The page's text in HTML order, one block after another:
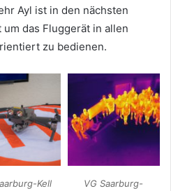
Ayl ist in den nächsten
um das Fluggerät in allen
zu bedienen.
Kell
VG Saarburg-